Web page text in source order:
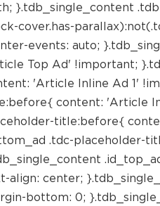
}.tdb_single_content
cover.has-
events: auto;
Top Ad' !important;
'Article Inline Ad 1'
content: 'Article
title:before{
.tdc-placeholder-
align: center;
bottom: 0;